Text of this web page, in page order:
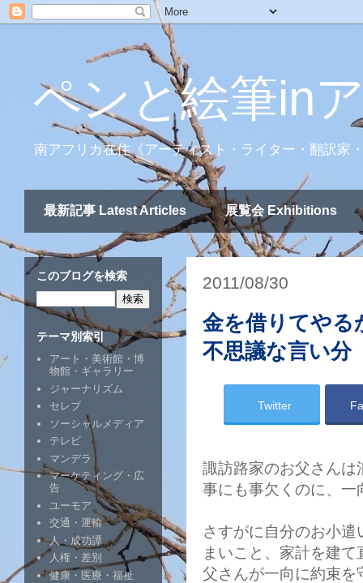
ペンと絵筆in
南アフリカ在住《アーティスト・ライター・翻訳家
最新記事 Latest Articles 展覧会 Exhibitions
2011/08/30
金を借りてや
不思議な言い分
Twitter
諏訪路家のお父さんは
事にも事欠くのに、一
さすがに自分のお小
まいこと、家計を建
父さんが一向に約束を
このブログを検索
テーマ別索引
アート・美術館・博
物館・ギャラリー
ジャーナリズム
セレブ
ソーシャルメディア
テレビ
マンデラ
マーケティング・広
告
ユーモア
交通・運輸
人・成功譚
人権・差別
健康・医療・福祉